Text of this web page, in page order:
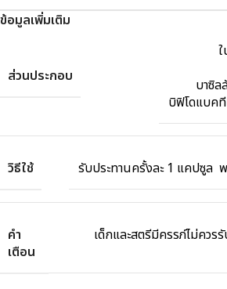
ข้อมูลเพิ่มเติม
ส่วนประกอบ
บาซิ
บิฟิโดแบค
วิธีใช้ รับประทานครั้งละ 1 แคปซูล
คำ
เตือน
เด็กและสตรีมีครรภ์ไม่ควร